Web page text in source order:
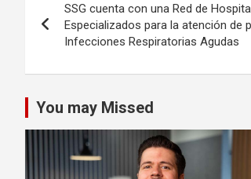
de
SSG cuenta con una Red de
Especializados para la atención de
Infecciones Respiratorias Agudas
You may Missed